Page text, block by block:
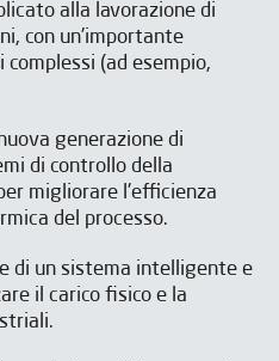
alla lavorazione di
con un'importante
(ad esempio,
generazione di
di controllo della
migliorare l'efficienza
del processo.
di un sistema intelligente e
il carico fisico e la